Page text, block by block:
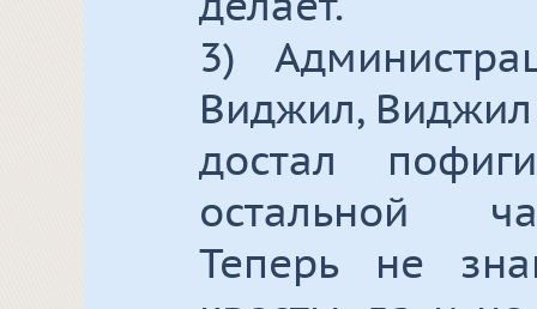
3)
Виджил, Виджил
достал
остальной
Теперь не